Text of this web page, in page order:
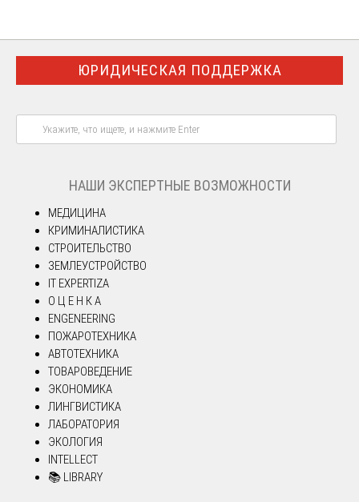
ЮРИДИЧЕСКАЯ ПОДДЕРЖКА
НАШИ ЭКСПЕРТНЫЕ ВОЗМОЖНОСТИ
МЕДИЦИНА
КРИМИНАЛИСТИКА
СТРОИТЕЛЬСТВО
ЗЕМЛЕУСТРОЙСТВО
IT EXPERTIZA
О Ц Е Н К А
ENGENEERING
ПОЖАРОТЕХНИКА
АВТОТЕХНИКА
ТОВАРОВЕДЕНИЕ
ЭКОНОМИКА
ЛИНГВИСТИКА
ЛАБОРАТОРИЯ
ЭКОЛОГИЯ
INTELLECT
📚 LIBRARY